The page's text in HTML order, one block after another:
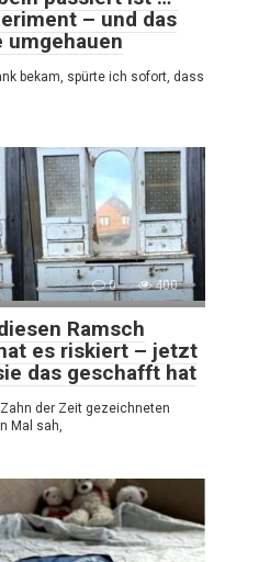
– und das
umgehauen
bekam, spürte ich sofort, dass
0 400
Ramsch
es riskiert – jetzt
das geschafft hat
der Zeit gezeichneten
Mal sah,